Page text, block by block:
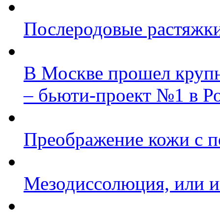
Послеродовые
В Москве прошел
– бьюти-проект №1 в
Преображение кожи с
Мезодиссолюция, или